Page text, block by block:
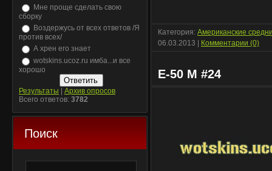
Мне проще сделать свою
сборку
Воздержусь от всех ответов /Я
против всех/
А хрен его знает
wotskins.ucoz.ru имба...и все
хорошо
Результаты
Архив опросов
Всего ответов: 3782
Поиск
Категория: Американские
06.03.2013
Комментарии (0)
E-50 M #24